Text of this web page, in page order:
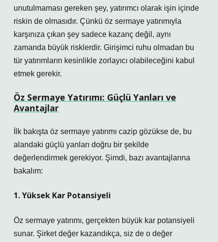
unutulmaması gereken şey, yatırımcı olarak işin içinde
riskin de olmasıdır. Çünkü öz sermaye yatırımıyla
karşınıza çıkan şey sadece kazanç değil, aynı
zamanda büyük risklerdir. Girişimci ruhu olmadan bu
tür yatırımların kesinlikle zorlayıcı olabileceğini kabul
etmek gerekir.
Öz Sermaye Yatırımı: Güçlü Yanları ve
Avantajlar
İlk bakışta öz sermaye yatırımı cazip gözükse de, bu
alandaki güçlü yanları doğru bir şekilde
değerlendirmek gerekiyor. Şimdi, bazı avantajlarına
bakalım:
1. Yüksek Kar Potansiyeli
Öz sermaye yatırımı, gerçekten büyük kar potansiyeli
sunar. Şirket değer kazandıkça, siz de o değer